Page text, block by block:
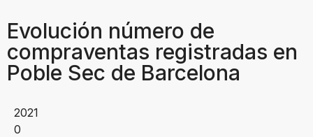
Evolución número de
compraventas registradas en
Poble Sec de Barcelona
2021
0